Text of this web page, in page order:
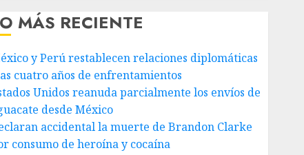
MÁS RECIENTE
y Perú restablecen relaciones diplomáticas
cuatro años de enfrentamientos
Unidos reanuda parcialmente los envíos de
desde México
accidental la muerte de Brandon Clarke
consumo de heroína y cocaína